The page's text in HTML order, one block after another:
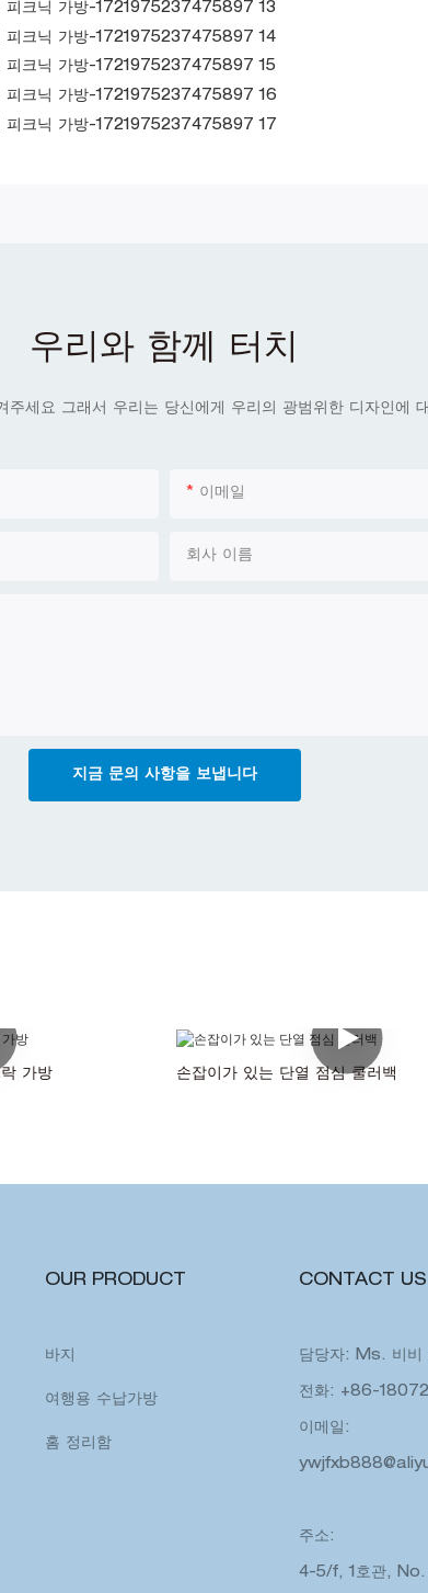
우리와 함께 터치
세요 그래서 우리는 당신에게 우리의 광범위한 디자인에
이메일
회사 이름
지금 문의 사항을 보냅니다
가방 손잡이가 있는 단열 점심 쿨러백
OUR PRODUCT
바지
여행용 수납가방
홈 정리함
CONTACT US
담당자: Ms. 비비
전화: +86-
이메일:
주소:
4-5/f, 1호관,